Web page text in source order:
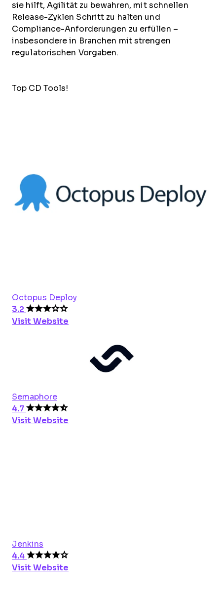
sie hilft, Agilität zu bewahren, mit schnellen
Release-Zyklen Schritt zu halten und
Compliance-Anforderungen zu erfüllen –
insbesondere in Branchen mit strengen
regulatorischen Vorgaben.
Top CD Tools!
Octopus Deploy
3.2
Visit Website
Semaphore
4.7
Visit Website
Jenkins
4.4
Visit Website